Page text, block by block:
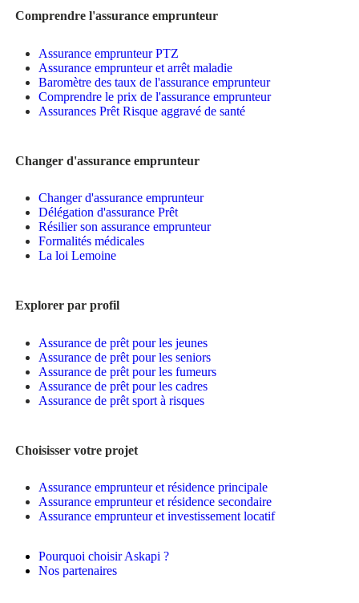
Comprendre l'assurance emprunteur
Assurance emprunteur PTZ
Assurance emprunteur et arrêt maladie
Baromètre des taux de l'assurance emprunteur
Comprendre le prix de l'assurance emprunteur
Assurances Prêt Risque aggravé de santé
Changer d'assurance emprunteur
Changer d'assurance emprunteur
Délégation d'assurance Prêt
Résilier son assurance emprunteur
Formalités médicales
La loi Lemoine
Explorer par profil
Assurance de prêt pour les jeunes
Assurance de prêt pour les seniors
Assurance de prêt pour les fumeurs
Assurance de prêt pour les cadres
Assurance de prêt sport à risques
Choisisser votre projet
Assurance emprunteur et résidence principale
Assurance emprunteur et résidence secondaire
Assurance emprunteur et investissement locatif
Pourquoi choisir Askapi ?
Nos partenaires